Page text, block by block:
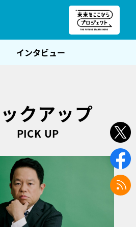
インタビュー
クアップ
PICK UP